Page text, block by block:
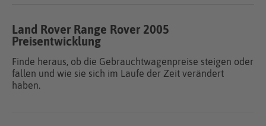
Land Rover Range Rover 2005
Preisentwicklung
Finde heraus, ob die Gebrauchtwagenpreise steigen oder
fallen und wie sie sich im Laufe der Zeit verändert
haben.